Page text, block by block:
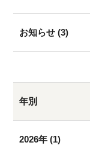
お知らせ(3)
年別
2026年(1)